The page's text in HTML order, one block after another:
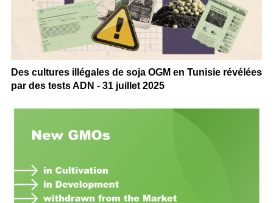
Des cultures illégales de soja OGM en Tunisie révélées
par des tests ADN - 31 juillet 2025